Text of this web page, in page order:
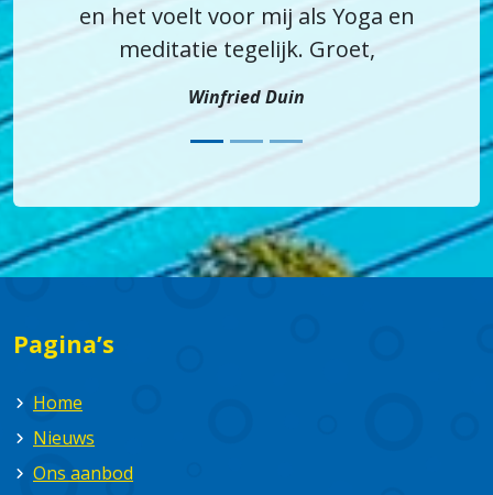
en het voelt voor mij als Yoga en
meditatie tegelijk. Groet,
Winfried Duin
Pagina’s
Home
Nieuws
Ons aanbod